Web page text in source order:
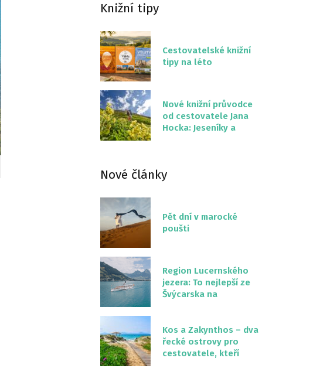
Knižní tipy
Cestovatelské knižní
tipy na léto
Nové knižní průvodce
od cestovatele Jana
Hocka: Jeseníky a
Nové články
Pět dní v marocké
poušti
Region Lucernského
jezera: To nejlepší ze
Švýcarska na
Kos a Zakynthos – dva
řecké ostrovy pro
cestovatele, kteří